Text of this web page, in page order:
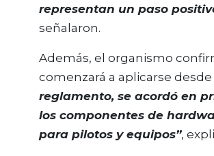
representan un paso
señalaron.
Además, el organismo
comenzará a aplicarse desde
reglamento, se acordó en
los componentes de
para pilotos y equipos”,